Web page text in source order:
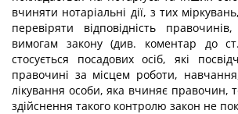
вчиняти нотаріальні дії, з тих
перевіряти відповідність
вимогам закону (див. коментар до ст.
стосується посадових осіб, які
правочині за місцем роботи,
лікування особи, яка вчиняє правочин,
здійснення такого контролю закон не